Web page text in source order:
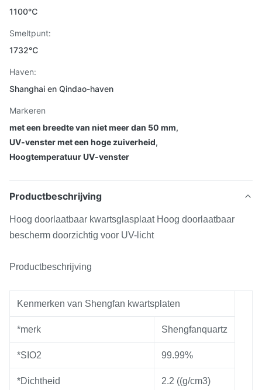
1100℃
Smeltpunt:
1732℃
Haven:
Shanghai en Qindao-haven
Markeren
met een breedte van niet meer dan 50 mm,
UV-venster met een hoge zuiverheid,
Hoogtemperatuur UV-venster
Productbeschrijving
Hoog doorlaatbaar kwartsglasplaat Hoog doorlaatbaar
bescherm doorzichtig voor UV-licht
Productbeschrijving
Kenmerken van Shengfan kwartsplaten
*merk Shengfanquartz
*SIO2 99.99%
*Dichtheid 2.2 ((g/cm3)